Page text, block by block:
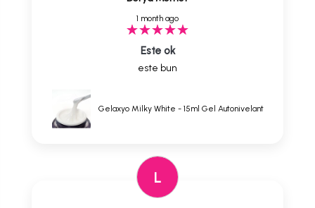
1 month ago
Este ok
este bun
Gelaxyo Milky White - 15ml Gel Autonivelant
L